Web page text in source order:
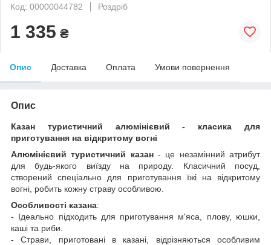
Код: 00000044782
Роздріб
1 335 ₴
Опис Доставка Оплата Умови повернення
Опис
Казан туристичний алюмінієвий - класика для
приготування на відкритому вогні
Алюмінієвий туристичний казан- це незамінний атрибут
для будь-якого виїзду на природу. Класичний посуд,
створений спеціально для приготування їжі на відкритому
вогні, робить кожну страву особливою.
Особливості казана:
- Ідеально підходить для приготування м'яса, плову, юшки,
каші та риби.
- Страви, приготовані в казані, відрізняються особливим